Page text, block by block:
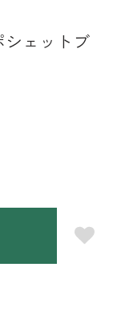
シェットブ